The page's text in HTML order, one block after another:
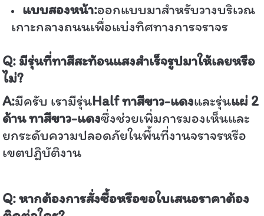
แบบสองหน้า:ออกแบบมาสำหรับวางบริเวณ
เกาะกลางถนนเพื่อแบ่งทิศทางการจราจร
Q: มีรุ่นที่ทาสีสะท้อนแสงสำเร็จรูปมาให้เลยหรือ
ไม่?
A:มีครับ เรามีรุ่นHalfทาสีขาว-แดงและรุ่นแผ่ 2
ด้าน ทาสีขาว-แดงซึ่งช่วยเพิ่มการมองเห็นและ
ยกระดับความปลอดภัยในพื้นที่งานจราจรหรือ
เขตปฏิบัติงาน
Q:หากต้องการสั่งซื้อหรือขอใบเสนอราคาต้อง